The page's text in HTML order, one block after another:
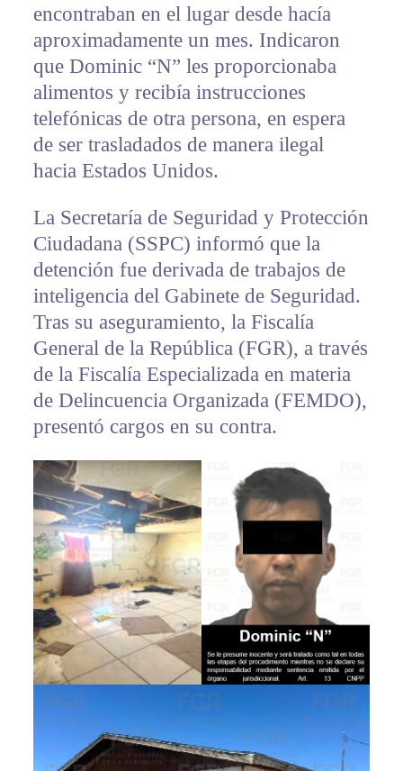
encontraban en el lugar desde hacía
aproximadamente un mes. Indicaron
que Dominic “N” les proporcionaba
alimentos y recibía instrucciones
telefónicas de otra persona, en espera
de ser trasladados de manera ilegal
hacia Estados Unidos.
La Secretaría de Seguridad y Protección
Ciudadana (SSPC) informó que la
detención fue derivada de trabajos de
inteligencia del Gabinete de Seguridad.
Tras su aseguramiento, la Fiscalía
General de la República (FGR), a través
de la Fiscalía Especializada en materia
de Delincuencia Organizada (FEMDO),
presentó cargos en su contra.